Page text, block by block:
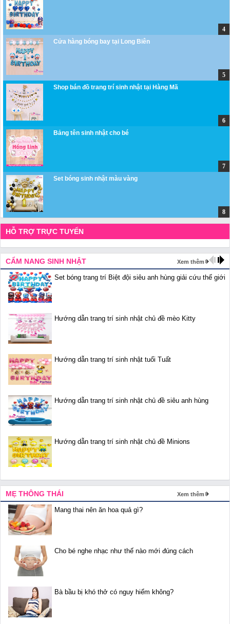
Cửa hàng bóng bay tại Long Biên
Shop bán đồ trang trí sinh nhật tại Hàng Mã
Bảng tên sinh nhật cho bé
Set bóng sinh nhật màu vàng
HỖ TRỢ TRỰC TUYẾN
CẨM NANG SINH NHẬT Xem thêm
Set bóng trang trí Biệt đội siêu anh hùng giải cứu thế giới
Hướng dẫn trang trí sinh nhật chủ đề mèo Kitty
Hướng dẫn trang trí sinh nhật tuổi Tuất
Hướng dẫn trang trí sinh nhật chủ đề siêu anh hùng
Hướng dẫn trang trí sinh nhật chủ đề Minions
MẸ THÔNG THÁI Xem thêm
Mang thai nên ăn hoa quả gì?
Cho bé nghe nhạc như thế nào mới đúng cách
Bà bầu bị khó thở có nguy hiểm không?